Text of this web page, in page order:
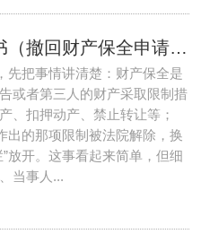
准予撤回财产保全裁定书（撤回财产保全申请 保全费承担）
先把事情讲清楚：财产保全是
或者第三人的财产采取限制措
、扣押动产、禁止转让等；
出的那项限制被法院解除，换
放开。这事看起来简单，但细
当事人...